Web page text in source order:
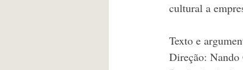
cultural a
Texto e
Direção: Nando